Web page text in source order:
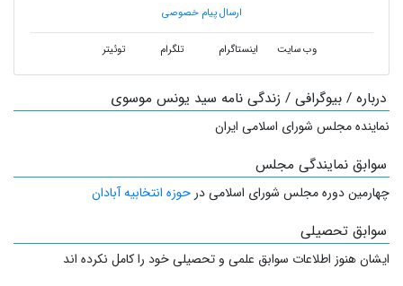
ارسال پیام خصوصی
وب سایت اینستاگرام تلگرام توئیتر
درباره / بیوگرافی / زندگی نامه سید یونس موسوی
نماینده مجلس شورای اسلامی ایران
سوابق نمایندگی مجلس
چهارمین دوره مجلس شورای اسلامی در حوزه انتخابیه آبادان
سوابق تحصیلی
ایشان هنوز اطلاعات سوابق علمی و تحصیلی خود را کامل نکرده اند